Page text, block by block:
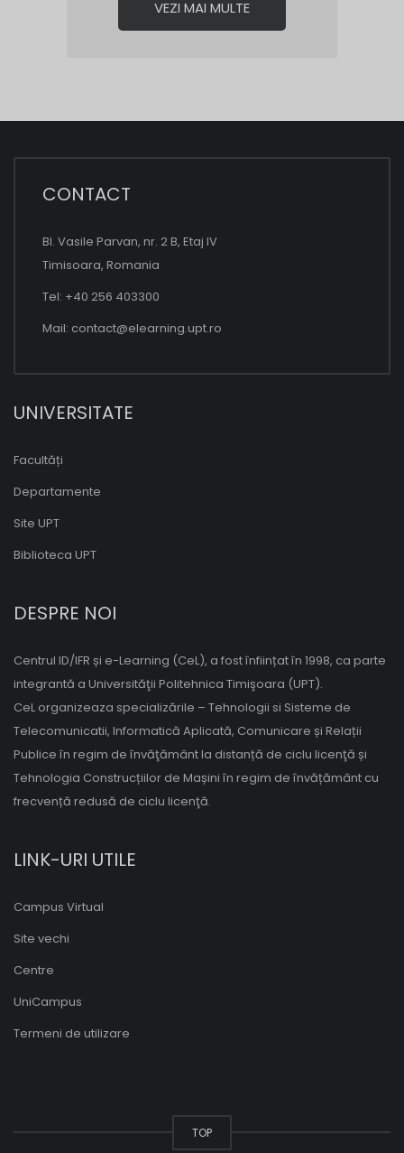
VEZI MAI MULTE
CONTACT
Bl. Vasile Parvan, nr. 2 B, Etaj IV
Timisoara, Romania
Tel: +40 256 403300
Mail: contact@elearning.upt.ro
UNIVERSITATE
Facultăți
Departamente
Site UPT
Biblioteca UPT
DESPRE NOI
Centrul ID/IFR și e-Learning (CeL), a fost înființat în 1998, ca parte
integrantă a Universităţii Politehnica Timişoara (UPT).
CeL organizeaza specializările – Tehnologii si Sisteme de
Telecomunicatii, Informatică Aplicată, Comunicare și Relații
Publice în regim de învăţământ la distanță de ciclu licenţă și
Tehnologia Construcțiilor de Mașini în regim de învățământ cu
frecvență redusă de ciclu licenţă.
LINK-URI UTILE
Campus Virtual
Site vechi
Centre
UniCampus
Termeni de utilizare
TOP